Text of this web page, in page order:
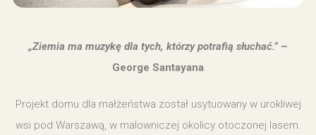
„Ziemia ma muzykę dla tych, którzy potrafią słuchać.”–
George Santayana
Projekt domu dla małżeństwa został usytuowany w urokliwej
wsi pod Warszawą, w malowniczej okolicy otoczonej lasem.